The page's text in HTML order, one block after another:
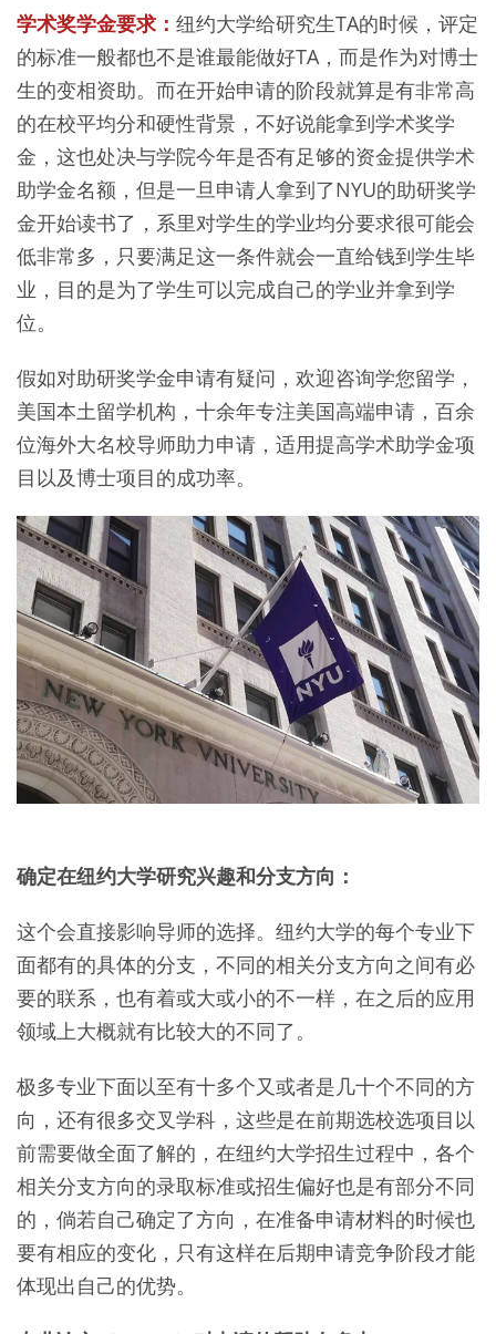
学术奖学金要求： 纽约大学给研究生TA的时候，评定
的标准一般都也不是谁最能做好TA，而是作为对博士
生的变相资助。而在开始申请的阶段就算是有非常高
的在校平均分和硬性背景，不好说能拿到学术奖学
金，这也处决与学院今年是否有足够的资金提供学术
助学金名额，但是一旦申请人拿到了NYU的助研奖学
金开始读书了，系里对学生的学业均分要求很可能会
低非常多，只要满足这一条件就会一直给钱到学生毕
业，目的是为了学生可以完成自己的学业并拿到学
位。
假如对助研奖学金申请有疑问，欢迎咨询学您留学，
美国本土留学机构，十余年专注美国高端申请，百余
位海外大名校导师助力申请，适用提高学术助学金项
目以及博士项目的成功率。
确定在纽约大学研究兴趣和分支方向：
这个会直接影响导师的选择。纽约大学的每个专业下
面都有的具体的分支，不同的相关分支方向之间有必
要的联系，也有着或大或小的不一样，在之后的应用
领域上大概就有比较大的不同了。
极多专业下面以至有十多个又或者是几十个不同的方
向，还有很多交叉学科，这些是在前期选校选项目以
前需要做全面了解的，在纽约大学招生过程中，各个
相关分支方向的录取标准或招生偏好也是有部分不同
的，倘若自己确定了方向，在准备申请材料的时候也
要有相应的变化，只有这样在后期申请竞争阶段才能
体现出自己的优势。